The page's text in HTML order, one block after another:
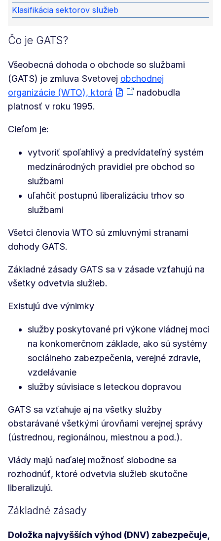
Klasifikácia sektorov služieb
Čo je GATS?
Všeobecná dohoda o obchode so službami
(GATS) je zmluva Svetovej obchodnej
organizácie (WTO), ktorá
nadobudla
platnosť v roku 1995.
Cieľom je:
vytvoriť spoľahlivý a predvídateľný systém
medzinárodných pravidiel pre obchod so
službami
uľahčiť postupnú liberalizáciu trhov so
službami
Všetci členovia WTO sú zmluvnými stranami
dohody GATS.
Základné zásady GATS sa v zásade vzťahujú na
všetky odvetvia služieb.
Existujú dve výnimky
služby poskytované pri výkone vládnej moci
na konkomerčnom základe, ako sú systémy
sociálneho zabezpečenia, verejné zdravie,
vzdelávanie
služby súvisiace s leteckou dopravou
GATS sa vzťahuje aj na všetky služby
obstarávané všetkými úrovňami verejnej správy
(ústrednou, regionálnou, miestnou a pod.).
Vlády majú naďalej možnosť slobodne sa
rozhodnúť, ktoré odvetvia služieb skutočne
liberalizujú.
Základné zásady
Doložka najvyšších výhod (DNV) zabezpečuje,